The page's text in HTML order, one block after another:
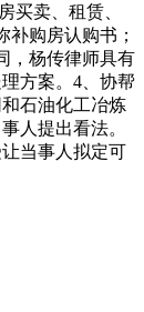
买卖、租赁、
购房认购书；
，杨传律师具有
方案。4、协帮
石油化工冶炼
人提出看法。
当事人拟定可